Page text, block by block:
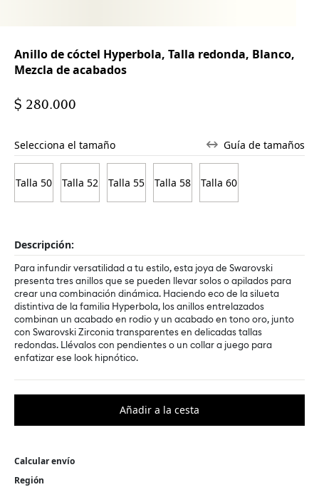
Anillo de cóctel Hyperbola, Talla redonda, Blanco,
Mezcla de acabados
$ 280.000
Selecciona el tamaño Guía de tamaños
Talla 50 Talla 52 Talla 55 Talla 58 Talla 60
Descripción:
Para infundir versatilidad a tu estilo, esta joya de Swarovski
presenta tres anillos que se pueden llevar solos o apilados para
crear una combinación dinámica. Haciendo eco de la silueta
distintiva de la familia Hyperbola, los anillos entrelazados
combinan un acabado en rodio y un acabado en tono oro, junto
con Swarovski Zirconia transparentes en delicadas tallas
redondas. Llévalos con pendientes o un collar a juego para
enfatizar ese look hipnótico.
Calcular envío
Región